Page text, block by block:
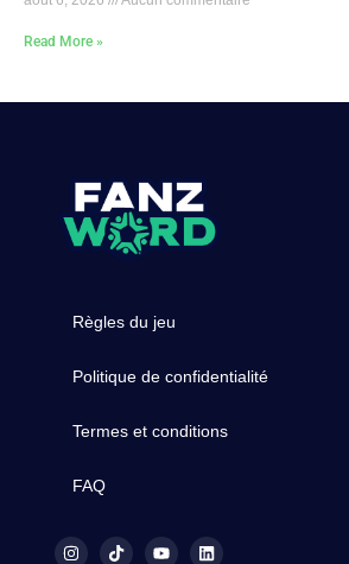
Read More »
Règles du jeu
Politique de confidentialité
Termes et conditions
FAQ